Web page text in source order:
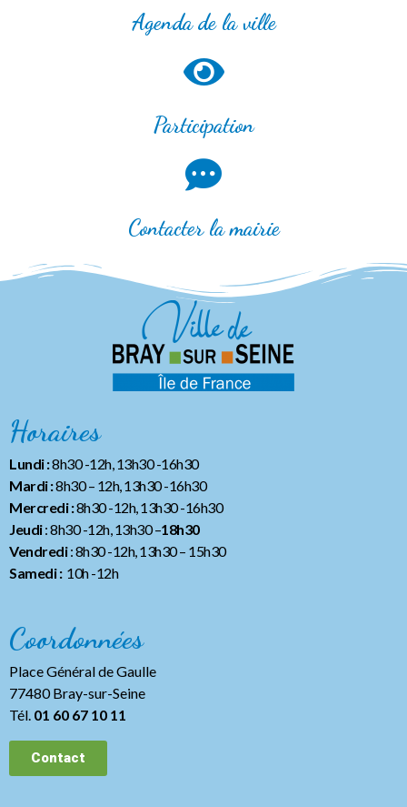
Agenda de la ville
Participation
Contacter la mairie
Horaires
Lundi :8h30 -12h, 13h30 -16h30
Mardi :8h30 – 12h, 13h30 -16h30
Mercredi :8h30 -12h, 13h30 -16h30
Jeudi: 8h30 -12h, 13h30 –18h30
Vendredi: 8h30 -12h, 13h30– 15h30
Samedi :10h -12h
Coordonnées
Place Général de Gaulle
77480 Bray-sur-Seine
Tél. 01 60 67 10 11
Contact